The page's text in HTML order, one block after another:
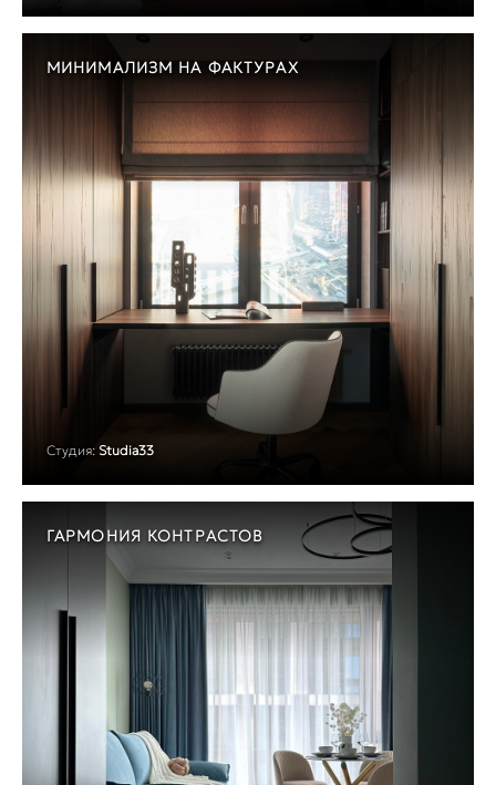
МИНИМАЛИЗМ НА ФАКТУРАХ
Студия: Studia33
ГАРМОНИЯ КОНТРАСТОВ